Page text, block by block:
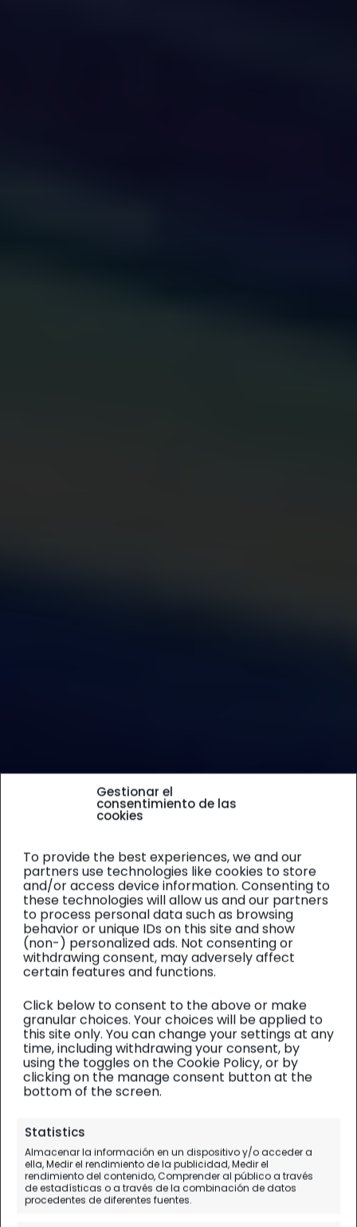
Gestionar el
consentimiento de las
cookies
To provide the best experiences, we and our
partners use technologies like cookies to store
and/or access device information. Consenting to
these technologies will allow us and our partners
to process personal data such as browsing
behavior or unique IDs on this site and show
(non-) personalized ads. Not consenting or
withdrawing consent, may adversely affect
certain features and functions.
Click below to consent to the above or make
granular choices. Your choices will be applied to
this site only. You can change your settings at any
time, including withdrawing your consent, by
using the toggles on the Cookie Policy, or by
clicking on the manage consent button at the
bottom of the screen.
Statistics
Almacenar la información en un dispositivo y/o acceder a
ella, Medir el rendimiento de la publicidad, Medir el
rendimiento del contenido, Comprender al público a través
de estadísticas o a través de la combinación de datos
procedentes de diferentes fuentes.
La Canton Fair de
Guangzhou